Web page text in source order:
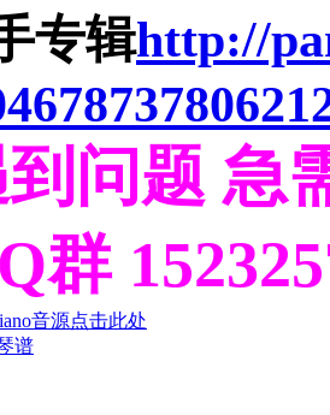
专辑http://
问题 急
群
音源点击此处